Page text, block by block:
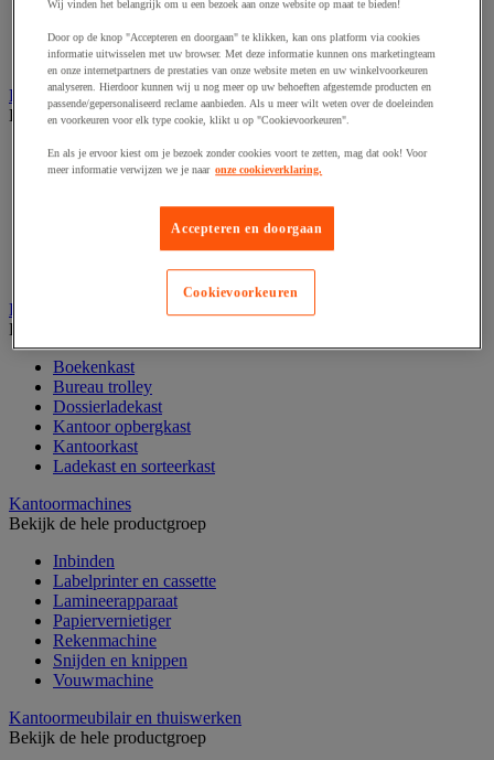
Schriften, notitieblokken en memoblaadjes
Schrijfwaren
Kantoordecoratie
Bekijk de hele productgroep
Feestartikel
Klok
Lijst- en ophangsysteem
Kantoorkast en opbergruimte
Bekijk de hele productgroep
Boekenkast
Bureau trolley
Dossierladekast
Kantoor opbergkast
Kantoorkast
Ladekast en sorteerkast
Kantoormachines
Bekijk de hele productgroep
Inbinden
Labelprinter en cassette
Lamineerapparaat
Papiervernietiger
Rekenmachine
Snijden en knippen
Vouwmachine
Kantoormeubilair en thuiswerken
Bekijk de hele productgroep
Wij vinden het belangrijk om u een bezoek aan onze website op maat te bieden!
Door op de knop "Accepteren en doorgaan" te klikken, kan ons platform via cookies
informatie uitwisselen met uw browser. Met deze informatie kunnen ons marketingteam
en onze internetpartners de prestaties van onze website meten en uw winkelvoorkeuren
analyseren. Hierdoor kunnen wij u nog meer op uw behoeften afgestemde producten en
passende/gepersonaliseerd reclame aanbieden. Als u meer wilt weten over de doeleinden
en voorkeuren voor elk type cookie, klikt u op "Cookievoorkeuren".
En als je ervoor kiest om je bezoek zonder cookies voort te zetten, mag dat ook! Voor
meer informatie verwijzen we je naar onze cookieverklaring.
Accepteren en doorgaan
Cookievoorkeuren